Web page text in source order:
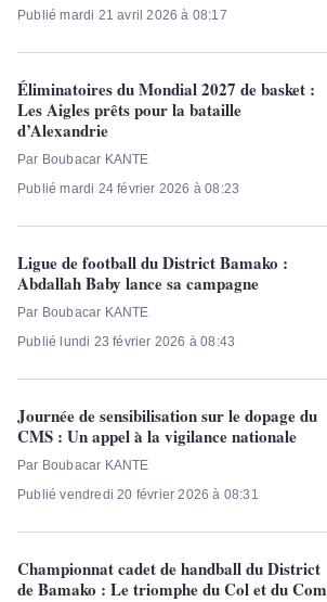
Publié mardi 21 avril 2026 à 08:17
Éliminatoires du Mondial 2027 de basket :
Les Aigles prêts pour la bataille
d’Alexandrie
Par Boubacar KANTE
Publié mardi 24 février 2026 à 08:23
Ligue de football du District Bamako :
Abdallah Baby lance sa campagne
Par Boubacar KANTE
Publié lundi 23 février 2026 à 08:43
Journée de sensibilisation sur le dopage du
CMS : Un appel à la vigilance nationale
Par Boubacar KANTE
Publié vendredi 20 février 2026 à 08:31
Championnat cadet de handball du District
de Bamako : Le triomphe du Col et du Com